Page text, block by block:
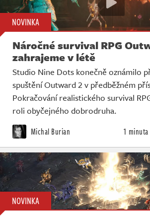
NOVINKA
Náročné survival RPG
zahrajeme v létě
Studio Nine Dots konečně oznámilo
spuštění Outward 2 v předběžném
Pokračování realistického survival
roli obyčejného dobrodruha.
Michal Burian 1 minuta
NOVINKA